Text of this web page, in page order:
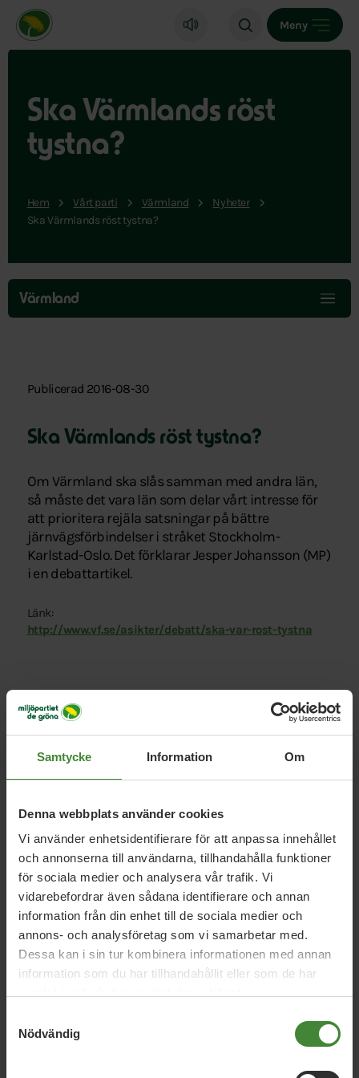
Samtycke Information Om
Denna webbplats använder cookies
Vi använder enhetsidentifierare för att anpassa innehållet
och annonserna till användarna, tillhandahålla funktioner
för sociala medier och analysera vår trafik. Vi
vidarebefordrar även sådana identifierare och annan
information från din enhet till de sociala medier och
annons- och analysföretag som vi samarbetar med.
Dessa kan i sin tur kombinera informationen med annan
information som du har tillhandahållit eller som de har
Nödvändig
Miljöpartiet de gröna, startsida
Meny
Ska Värmlands röst
tystna?
Hem Vårt parti Värmland
Nyheter
Ska Värmlands röst tystna?
Hoppa
över
menyn
Värmland
Publicerad 2016-08-30
Ska Värmlands röst tystna?
Om Värmland ska slås samman med andra län,
så måste det vara län som delar vårt intresse för
att prioritera rejäla satsningar på bättre
järnvägsförbindelser i stråket Stockholm-
Karlstad-Oslo. Det förklarar Jesper Johansson (MP)
i en debattartikel.
Länk:
http://www.vf.se/asikter/debatt/ska-var-rost-tystna
Relaterade nyheter
Värmland, 29 juni 2026
SVT:s valkompass och Miljöpartiet
Värmlands svar
Värmland, 27 juni 2026
Veckobrev v. 26: Almedalen och SM-
vecka